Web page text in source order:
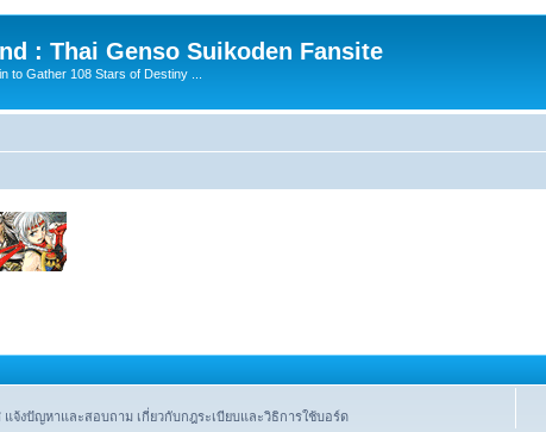
: Thai Genso Suikoden Fansite
to Gather 108 Stars of Destiny ...
จ้งปัญหาและสอบถาม เกี่ยวกับกฎระเบียบและวิธิการใช้บอร์ด